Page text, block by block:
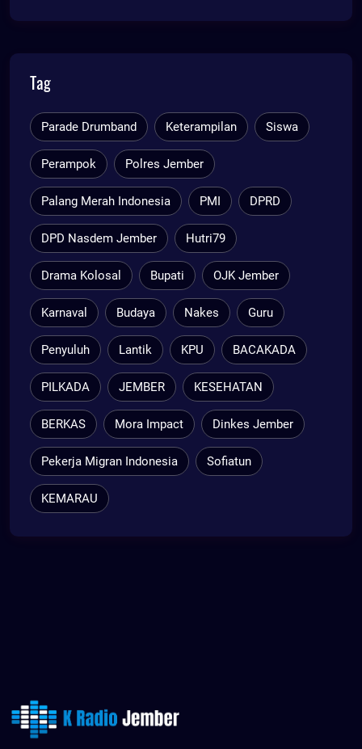
Tag
Parade Drumband Keterampilan Siswa
Perampok Polres Jember
Palang Merah Indonesia PMI DPRD
DPD Nasdem Jember Hutri79
Drama Kolosal Bupati OJK Jember
Karnaval Budaya Nakes Guru
Penyuluh Lantik KPU BACAKADA
PILKADA JEMBER KESEHATAN
BERKAS Mora Impact Dinkes Jember
Pekerja Migran Indonesia Sofiatun
KEMARAU